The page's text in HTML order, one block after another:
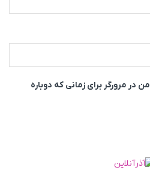
در مرورگر برای زمانی که دوباره